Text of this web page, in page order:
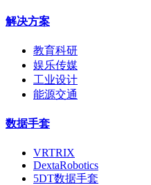
解决方案
教育科研
娱乐传媒
工业设计
能源交通
数据手套
VRTRIX
DextaRobotics
5DT数据手套